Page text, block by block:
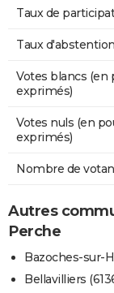
Taux de
Taux d'abstention
Votes blancs (en
exprimés)
Votes nuls (en
exprimés)
Nombre de
Autres
Perche
Bazoches-sur-
Bellavilliers